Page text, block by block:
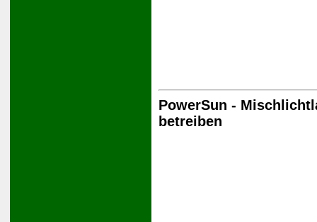
PowerSun -
betreiben